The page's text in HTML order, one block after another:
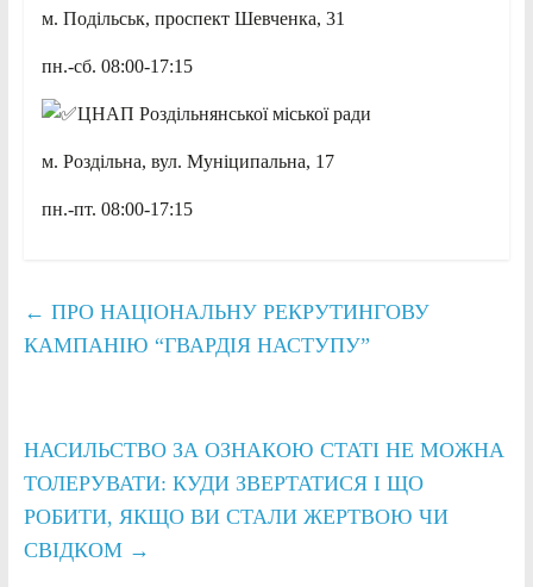
м. Подільськ, проспект Шевченка, 31
пн.-сб. 08:00-17:15
ЦНАП Роздільнянської міської ради
м. Роздільна, вул. Муніципальна, 17
пн.-пт. 08:00-17:15
← ПРО НАЦІОНАЛЬНУ РЕКРУТИНГОВУ
КАМПАНІЮ “ГВАРДІЯ НАСТУПУ”
НАСИЛЬСТВО ЗА ОЗНАКОЮ СТАТІ НЕ МОЖНА
ТОЛЕРУВАТИ: КУДИ ЗВЕРТАТИСЯ І ЩО
РОБИТИ, ЯКЩО ВИ СТАЛИ ЖЕРТВОЮ ЧИ
СВІДКОМ →